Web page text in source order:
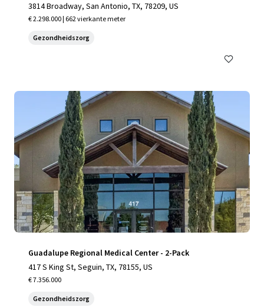
3814 Broadway, San Antonio, TX, 78209, US
€ 2.298.000 | 662 vierkante meter
Gezondheidszorg
Guadalupe Regional Medical Center - 2-Pack
417 S King St, Seguin, TX, 78155, US
€ 7.356.000
Gezondheidszorg